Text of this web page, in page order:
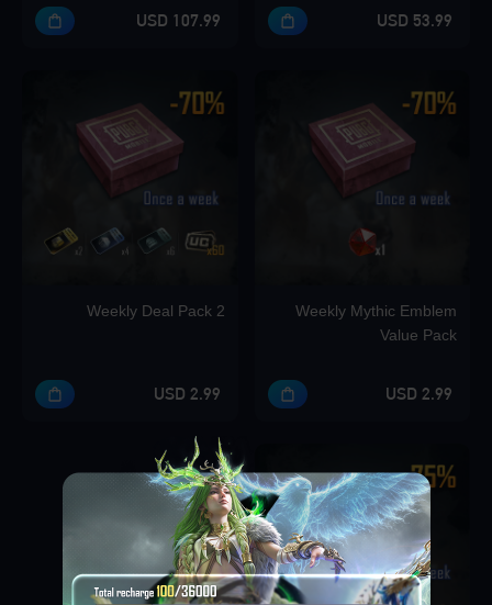
53.99 USD
107.99 USD
Weekly Mythic Emblem
Value Pack
2.99 USD
Weekly Deal Pack 2
2.99 USD